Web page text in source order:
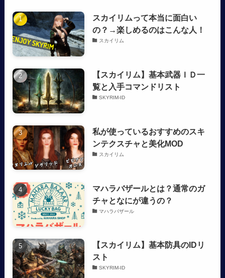
スカイリムって本当に面白い
の？→楽しめるのはこんな人！
スカイリム
【スカイリム】基本武器ＩＤ一
覧と入手コマンドリスト
SKYRIM-ID
私が使っているおすすめのスキ
ンテクスチャと美化MOD
スカイリム
マハラバザールとは？通常のガ
チャとなにが違うの？
マハラバザール
【スカイリム】基本防具のIDリ
スト
SKYRIM-ID